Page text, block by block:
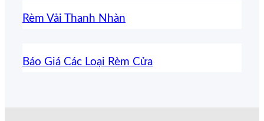
Rèm Vải Thanh Nhàn
Báo Giá Các Loại Rèm Cửa